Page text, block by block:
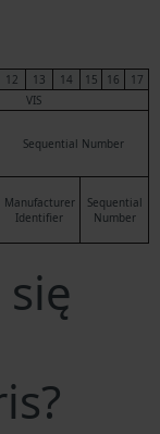
12 13 14 15 16
17
VIS
Sequential Number
Manufacturer
Identifier
Sequential
Number